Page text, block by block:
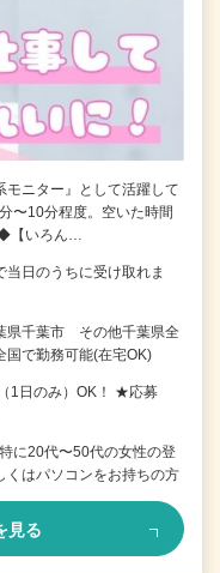
モニター』として活躍して
〜10分程度。空いた時間
◆【いろん…
日のうちに受け取れま
千葉市 その他千葉県全
国で勤務可能(在宅OK)
1日のみ）OK！ ★応募
に20代〜50代の女性の登
はパソコンをお持ちの方
見る